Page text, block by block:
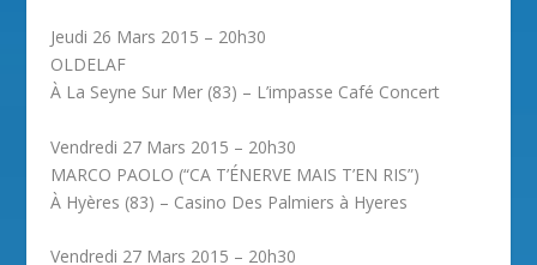
Jeudi 26 Mars 2015 – 20h30
OLDELAF
À La Seyne Sur Mer (83) – L’impasse Café Concert
Vendredi 27 Mars 2015 – 20h30
MARCO PAOLO (“CA T’ÉNERVE MAIS T’EN RIS”)
À Hyères (83) – Casino Des Palmiers à Hyeres
Vendredi 27 Mars 2015 – 20h30